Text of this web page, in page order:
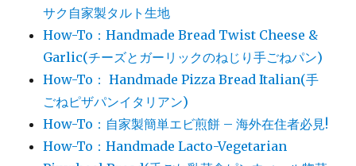
サク自家製タルト生地
How-To：Handmade Bread Twist Cheese &
Garlic(チーズとガーリックのねじり手ごねパン)
How-To： Handmade Pizza Bread Italian(手
ごねピザパンイタリアン)
How-To：自家製簡単エビ煎餅 – 海外在住者必見!
How-To：Handmade Lacto-Vegetarian